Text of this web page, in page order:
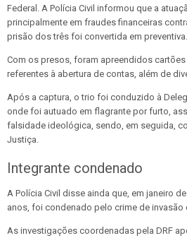
Federal. A Polícia Civil informou que a
principalmente em fraudes financeiras
prisão dos três foi convertida em preventiva.
Com os presos, foram apreendidos
referentes à abertura de contas, além de
Após a captura, o trio foi conduzido à
onde foi autuado em flagrante por furto,
falsidade ideológica, sendo, em seguida,
Justiça.
Integrante condenado
A Polícia Civil disse ainda que, em janeiro
anos, foi condenado pelo crime de
As investigações coordenadas pela DRF